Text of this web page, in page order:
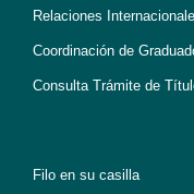
Relaciones
Coordinación de
Consulta Trámite de
Filo en su casilla